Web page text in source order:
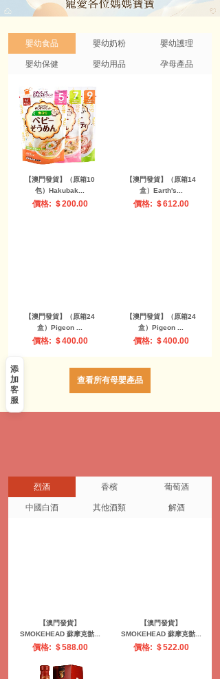
添
加
客
服
查看所有母嬰產品
嬰幼食品 嬰幼奶粉 嬰幼護理
嬰幼保健 嬰幼用品 孕母產品
【澳門發貨】（原箱10
包）Hakubak...
價格: ＄200.00
【澳門發貨】（原箱14
盒）Earth's...
價格: ＄612.00
【澳門發貨】（原箱24
盒）Pigeon ...
價格: ＄400.00
【澳門發貨】（原箱24
盒）Pigeon ...
價格: ＄400.00
烈酒 香檳 葡萄酒
中國白酒 其他酒類 解酒
【澳門發貨】
SMOKEHEAD 蘇摩克骷...
價格: ＄588.00
【澳門發貨】
SMOKEHEAD 蘇摩克骷...
價格: ＄522.00